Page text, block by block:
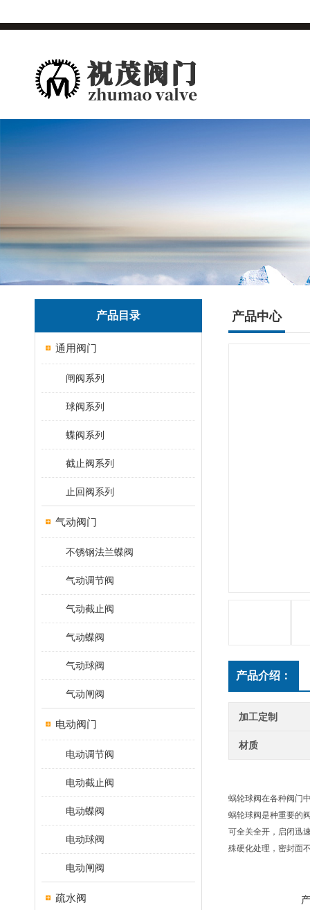
产品目录
通用阀门
闸阀系列
球阀系列
蝶阀系列
截止阀系列
止回阀系列
气动阀门
不锈钢法兰蝶阀
气动调节阀
气动截止阀
气动蝶阀
气动球阀
气动闸阀
电动阀门
电动调节阀
电动截止阀
电动蝶阀
电动球阀
电动闸阀
疏水阀
产品中心
产品介绍：
加工定制
材质
蜗轮球阀在各种阀门
蜗轮球阀是种重要的
可全关全开，启闭迅
殊硬化处理，密封面